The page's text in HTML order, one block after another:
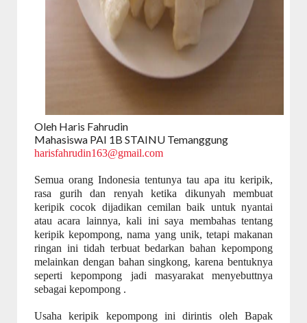
Oleh Haris Fahrudin
Mahasiswa PAI 1B STAINU Temanggung
harisfahrudin163@gmail.com
Semua orang Indonesia tentunya tau apa itu keripik,
rasa gurih dan renyah ketika dikunyah membuat
keripik cocok dijadikan cemilan baik untuk nyantai
atau acara lainnya, kali ini saya membahas tentang
keripik kepompong, nama yang unik, tetapi makanan
ringan ini tidah terbuat bedarkan bahan kepompong
melainkan dengan bahan singkong, karena bentuknya
seperti kepompong jadi masyarakat menyebuttnya
sebagai kepompong .
Usaha keripik kepompong ini dirintis oleh Bapak